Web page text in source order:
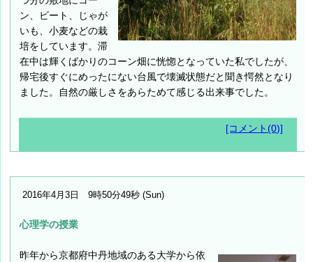
ン、ビート、じゃが
いも、小麦などの栽
培をしています。滞
在中は輝くばかりのコーン畑に恍惚となっていた私でしたが、
帰宅後すぐにめったにない台風で壊滅状態だと聞き愕然となり
ました。自然の厳しさをあらためて感じる出来事でした。
[コメント(0)]
2016年4月3日 9時50分49秒 (Sun)
心理学の授業
昨年から京都府中丹地域のある大学から依